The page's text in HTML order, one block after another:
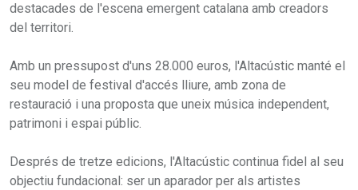
destacades de l'escena emergent catalana amb creadors
del territori.
Amb un pressupost d'uns 28.000 euros, l'Altacústic manté el
seu model de festival d'accés lliure, amb zona de
restauració i una proposta que uneix música independent,
patrimoni i espai públic.
Després de tretze edicions, l'Altacústic continua fidel al seu
objectiu fundacional: ser un aparador per als artistes